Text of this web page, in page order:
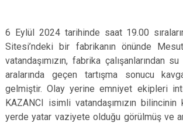
6 Eylül 2024 tarihinde saat 19.00
Sitesi’ndeki bir fabrikanın önünde
vatandaşımızın, fabrika çalışanlarından
aralarında geçen tartışma sonucu
gelmiştir. Olay yerine emniyet ekipleri
KAZANCI isimli vatandaşımızın
yerde yatar vaziyete olduğu görülmüş ve